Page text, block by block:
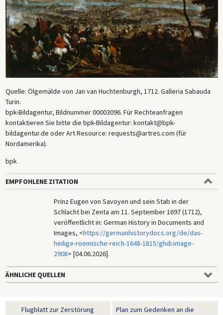
Quelle: Ölgemälde von Jan van Huchtenburgh, 1712. Galleria Sabauda
Turin.
bpk-Bildagentur, Bildnummer 00003096. Für Rechteanfragen
kontaktieren Sie bitte die bpk-Bildagentur: kontakt@bpk-
bildagentur.de oder Art Resource: requests@artres.com (für
Nordamerika).
bpk
EMPFOHLENE ZITATION
Prinz Eugen von Savoyen und sein Stab in der
Schlacht bei Zenta am 11. September 1697 (1712),
veröffentlicht in: German History in Documents and
Images, <https://germanhistorydocs.org/de/das-
heilige-roemische-reich-1648-1815/ghdi:image-
2908> [04.06.2026].
ÄHNLICHE QUELLEN
Flugblatt zur Zerstörung
Plan zum Gedenken an die